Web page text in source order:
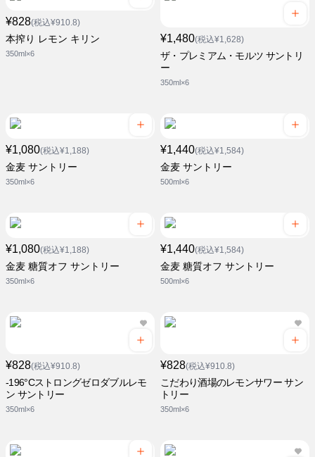
¥828(税込¥910.8)
本搾り レモン キリン
350ml×6
¥1,480(税込¥1,628)
ザ・プレミアム・モルツ サントリ
ー
350ml×6
¥1,080(税込¥1,188)
金麦 サントリー
350ml×6
¥1,440(税込¥1,584)
金麦 サントリー
500ml×6
¥1,080(税込¥1,188)
金麦 糖質オフ サントリー
350ml×6
¥1,440(税込¥1,584)
金麦 糖質オフ サントリー
500ml×6
¥828(税込¥910.8)
-196°Cストロングゼロダブルレモ
ン サントリー
350ml×6
¥828(税込¥910.8)
こだわり酒場のレモンサワー サン
トリー
350ml×6